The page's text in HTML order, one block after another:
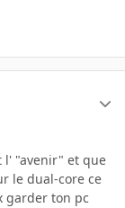
l' "avenir" et que
le dual-core ce
garder ton pc